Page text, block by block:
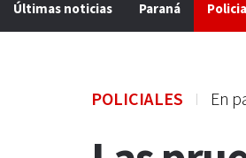
Últimas noticias Paraná
POLICIALES En